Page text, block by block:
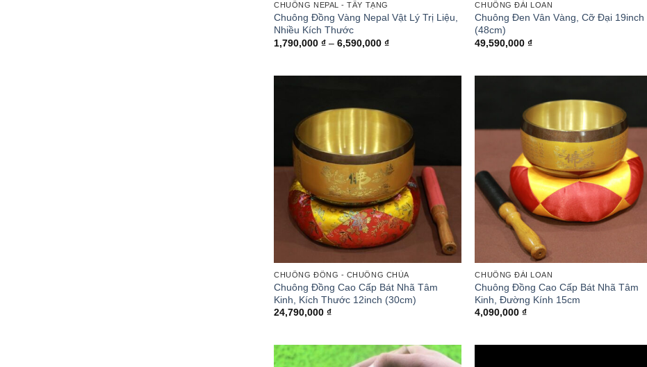
CHUÔNG NEPAL - TÂY TẠNG
Chuông Đồng Vàng Nepal Vật Lý Trị Liệu,
Nhiều Kích Thước
1,790,000₫ – 6,590,000₫Khoảng
CHUÔNG ĐÀI LOAN
Chuông Đen Vân Vàng, Cỡ Đại 19inch
(48cm)
49,590,000₫
CHUÔNG ĐỒNG - CHUÔNG CHÙA
Chuông Đồng Cao Cấp Bát Nhã Tâm
Kinh, Kích Thước 12inch (30cm)
24,790,000₫
CHUÔNG ĐÀI LOAN
Chuông Đồng Cao Cấp Bát Nhã Tâm
Kinh, Đường Kính 15cm
4,090,000₫